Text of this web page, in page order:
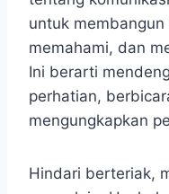
untuk
memahami, dan
Ini berarti
perhatian,
mengungkapkan
Hindari berteriak,